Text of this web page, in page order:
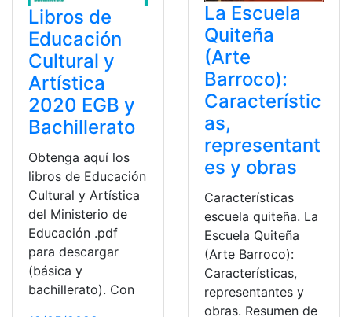
Libros de
Educación
Cultural y
Artística
2020 EGB y
Bachillerato
Obtenga aquí los
libros de Educación
Cultural y Artística
del Ministerio de
Educación .pdf
para descargar
(básica y
bachillerato). Con
La Escuela
Quiteña
(Arte
Barroco):
Característic
as,
representant
es y obras
Características
escuela quiteña. La
Escuela Quiteña
(Arte Barroco):
Características,
representantes y
obras. Resumen de